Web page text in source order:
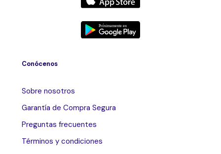
Conócenos
Sobre nosotros
Garantía de Compra Segura
Preguntas frecuentes
Términos y condiciones